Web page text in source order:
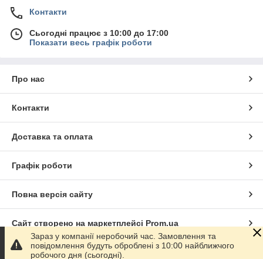
Контакти
Сьогодні працює з 10:00 до 17:00
Показати весь графік роботи
Про нас
Контакти
Доставка та оплата
Графік роботи
Повна версія сайту
Сайт створено на маркетплейсі Prom.ua
Політика конфіденційності
Зараз у компанії неробочий час. Замовлення та
повідомлення будуть оброблені з 10:00 найближчого
робочого дня (сьогодні).